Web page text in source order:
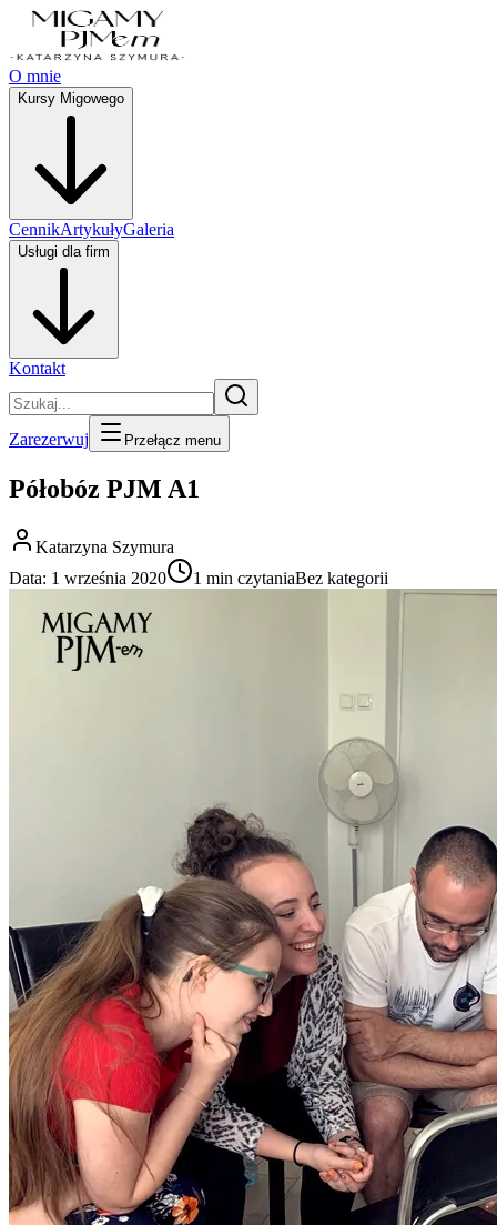
O mnie
Kursy Migowego
CennikArtykułyGaleria
Usługi dla firm
Kontakt
Zarezerwuj Przełącz menu
Półobóz PJM A1
Katarzyna Szymura
Data: 1 września 2020 1 min czytaniaBez kategorii